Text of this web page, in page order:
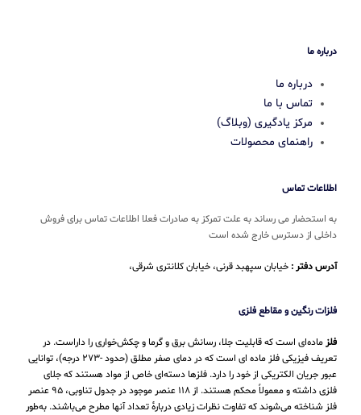
درباره ما
درباره ما
تماس با ما
مرکز یادگیری (وبلاگ)
راهنمای محصولات
اطلاعات تماس
به استحضار می رساند به علت تمرکز به صادرات فعلا اطلاعات تماس برای فروش
داخلی از دسترس خارج شده است
آدرس دفتر : خیابان سپهبد قرنی، خیابان کلانتری شرقی،
فلزات رنگین و مقاطع فلزی
فلز ماده‌ای است که قابلیت جلا، رسانش برق و گرما و چکش‌خواری را داراست. در
تعریف فیزیکی فلز ماده ای است که در دمای صفر مطلق (حدود -۲۷۳ درجه)، توانایی
عبور جریان الکتریکی از خود را دارد. فلزها دسته‌ای خاص از مواد هستند که جلای
فلزی داشته و معمولاً محکم هستند. از ۱۱۸ عنصر موجود در جدول تناوبی، ۹۵ عنصر
فلز شناخته می‌شوند که تفاوت نظرات زیادی دربارهٔ تعداد آنها مطرح می‌باشند. به‌طور